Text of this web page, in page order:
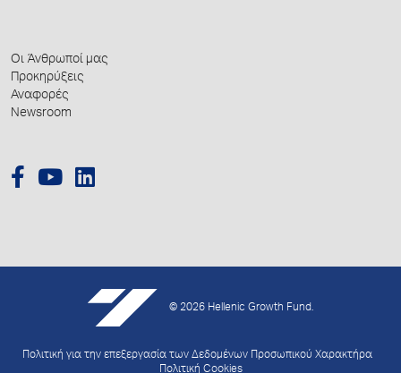
Οι Άνθρωποί μας
Προκηρύξεις
Αναφορές
Newsroom
© 2026 Hellenic Growth Fund.
Πολιτική για την επεξεργασία των Δεδομένων Προσωπικού Χαρακτήρα
Πολιτική Cookies